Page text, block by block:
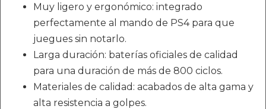
Muy ligero y ergonómico: integrado
perfectamente al mando de PS4 para que
juegues sin notarlo.
Larga duración: baterías oficiales de calidad
para una duración de más de 800 ciclos.
Materiales de calidad: acabados de alta gama y
alta resistencia a golpes.